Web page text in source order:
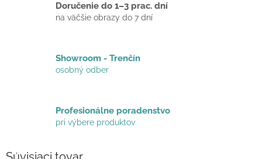
Doručenie do 1–3 prac. dní
na väčšie obrazy do 7 dní
Showroom - Trenčín
osobný odber
Profesionálne poradenstvo
pri výbere produktov